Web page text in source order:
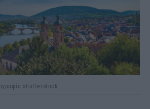
shutterstock